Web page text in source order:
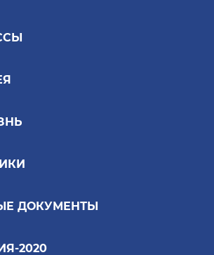
ДОКУМЕНТЫ
2020